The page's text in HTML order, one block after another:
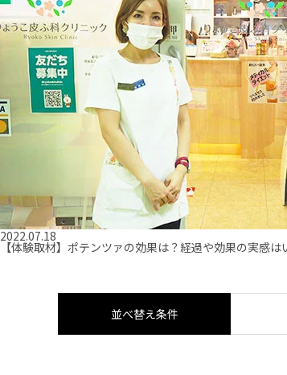
2022.07.18
【体験取材】ポテンツァの効果は？経過や効果の実感は
並べ替え条件